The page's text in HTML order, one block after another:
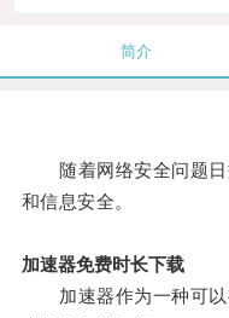
简介
随着网络安全问题日
和信息安全。
加速器免费时长下载
加速器作为一种可以